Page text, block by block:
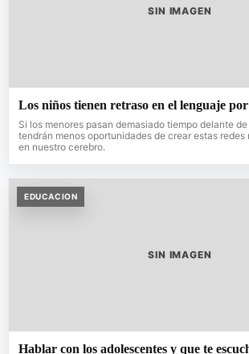
SIN IMAGEN
Los niños tienen retraso en el lenguaje
Si los menores pasan demasiado tiempo delante
tendrán menos oportunidades de crear estas
en nuestro cerebro.
EDUCACION
SIN IMAGEN
Hablar con los adolescentes y que te